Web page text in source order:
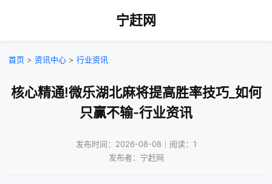
宁赶网
首页 > 资讯中心 > 行业资讯
核心精通!微乐湖北麻将提高胜率技巧_如何
只赢不输-行业资讯
发布时间：2026-08-08｜阅读：1
发布者：宁赶网